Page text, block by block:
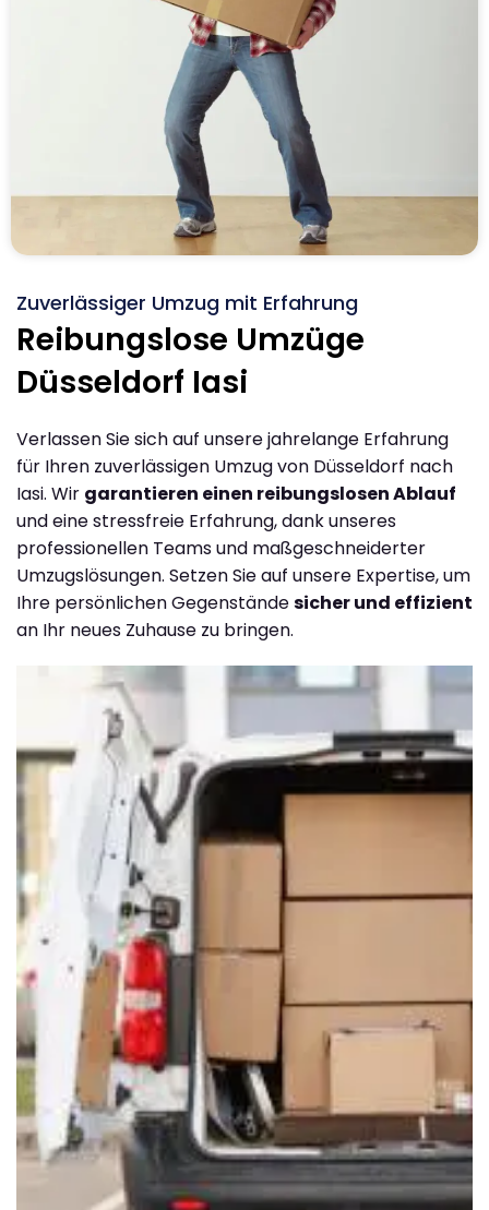
Zuverlässiger Umzug mit Erfahrung
Reibungslose Umzüge
Düsseldorf Iasi
Verlassen Sie sich auf unsere jahrelange Erfahrung
für Ihren zuverlässigen Umzug von Düsseldorf nach
Iasi. Wir garantieren einen reibungslosen Ablauf
und eine stressfreie Erfahrung, dank unseres
professionellen Teams und maßgeschneiderter
Umzugslösungen. Setzen Sie auf unsere Expertise, um
Ihre persönlichen Gegenständesicher und effizient
an Ihr neues Zuhause zu bringen.